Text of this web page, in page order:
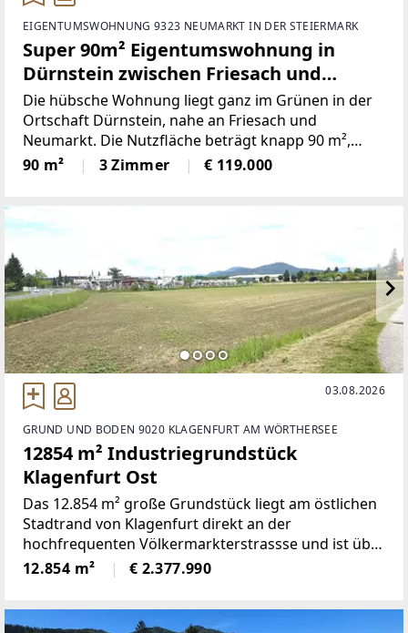
EIGENTUMSWOHNUNG 9323 NEUMARKT IN DER STEIERMARK
Super 90m² Eigentumswohnung in
Dürnstein zwischen Friesach und
Neumarkt
Die hübsche Wohnung liegt ganz im Grünen in der
Ortschaft Dürnstein, nahe an Friesach und
Neumarkt. Die Nutzfläche beträgt knapp 90 m²,
davon sind etwa 7,7 m² Loggia. Die Wohnung ist mit
einem neu renovierten Badezimmer mit Dusche
90 m² 3 Zimmer € 119.000
03.08.2026
GRUND UND BODEN 9020 KLAGENFURT AM WÖRTHERSEE
12854 m² Industriegrundstück
Klagenfurt Ost
Das 12.854 m² große Grundstück liegt am östlichen
Stadtrand von Klagenfurt direkt an der
hochfrequenten Völkermarkterstrassse und ist über
Schülerweg und Kohleweg aufgeschlossen und
erreichbar. Direkt angrenzend sind
12.854 m² € 2.377.990